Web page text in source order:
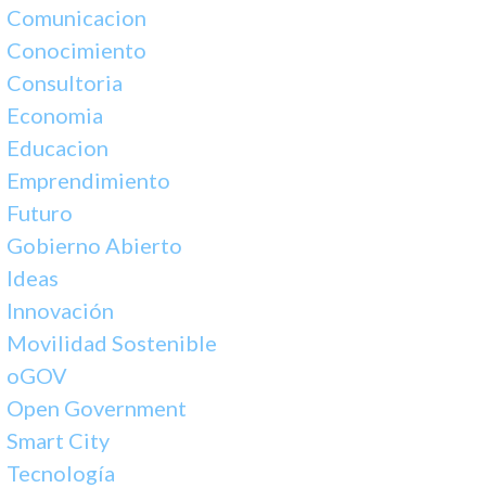
Comunicacion
Conocimiento
Consultoria
Economia
Educacion
Emprendimiento
Futuro
Gobierno Abierto
Ideas
Innovación
Movilidad Sostenible
oGOV
Open Government
Smart City
Tecnología